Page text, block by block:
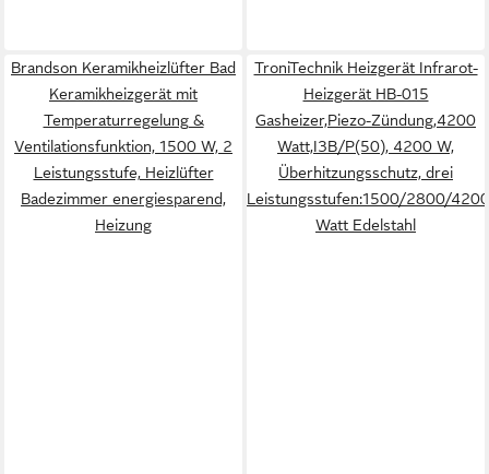
Brandson Keramikheizlüfter Bad
Keramikheizgerät mit
Temperaturregelung &
Ventilationsfunktion, 1500 W, 2
Leistungsstufe, Heizlüfter
Badezimmer energiesparend,
Heizung
TroniTechnik Heizgerät Infrarot-
Heizgerät HB-015
Gasheizer,Piezo-Zündung,4200
Watt,I3B/P(50), 4200 W,
Überhitzungsschutz, drei
Leistungsstufen:1500/2800/4200
Watt Edelstahl